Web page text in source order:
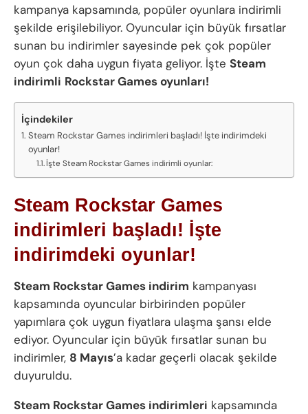
kampanya kapsamında, popüler oyunlara indirimli
şekilde erişilebiliyor. Oyuncular için büyük fırsatlar
sunan bu indirimler sayesinde pek çok popüler
oyun çok daha uygun fiyata geliyor. İşte Steam
indirimli Rockstar Games oyunları!
İçindekiler
Steam Rockstar Games indirimleri başladı! İşte indirimdeki
oyunlar!
İşte Steam Rockstar Games indirimli oyunlar:
Steam Rockstar Games
indirimleri başladı! İşte
indirimdeki oyunlar!
Steam Rockstar Games indirim kampanyası
kapsamında oyuncular birbirinden popüler
yapımlara çok uygun fiyatlara ulaşma şansı elde
ediyor. Oyuncular için büyük fırsatlar sunan bu
indirimler, 8 Mayıs’a kadar geçerli olacak şekilde
duyuruldu.
Steam Rockstar Games indirimleri kapsamında